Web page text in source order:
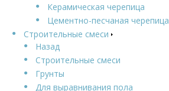
Керамическая черепица
Цементно-песчаная черепица
Строительные смеси
Назад
Строительные смеси
Грунты
Для выравнивания пола